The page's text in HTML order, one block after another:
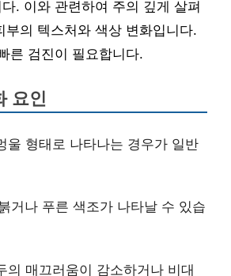
. 이와 관련하여 주의 깊게 살펴
부의 텍스처와 색상 변화입니다.
른 검진이 필요합니다.
요인
울 형태로 나타나는 경우가 일반
거나 푸른 색조가 나타날 수 있습
의 매끄러움이 감소하거나 비대